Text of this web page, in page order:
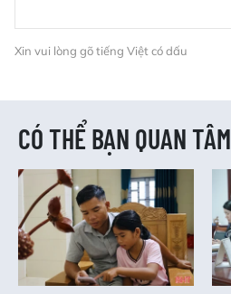
Xin vui lòng gõ tiếng Việt có dấu
CÓ THỂ BẠN QUAN TÂM